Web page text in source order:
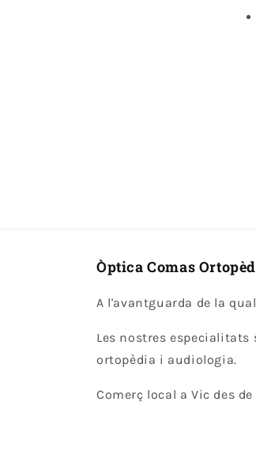
Òptica Comas
A l'avantguarda de la
Les nostres especialitats
ortopèdia i audiologia.
Comerç local a Vic des de